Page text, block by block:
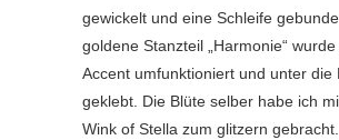
gewickelt und eine Schleife
goldene Stanzteil „Harmonie“ wurde
Accent umfunktioniert und unter die
geklebt. Die Blüte selber habe ich
Wink of Stella zum glitzern gebracht.